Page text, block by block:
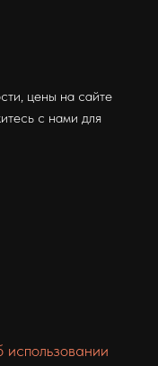
цены на сайте
с нами для
использовании